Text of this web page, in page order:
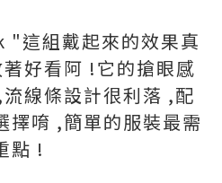
這組戴起來的效果真
好看阿 !它的搶眼感
線條設計很利落 ,配
擇唷 ,簡單的服裝最需
點 !